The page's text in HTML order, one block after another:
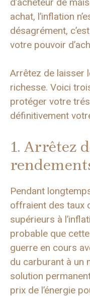
achat, l’inflation
désagrément,
votre pouvoir
Arrêtez de laisser
richesse. Voici
protéger votre
définitivement
1. Arrêtez
Pendant
offraient des taux
supérieurs à
probable que
guerre en cours
du carburant à un
solution
prix de l’énergie